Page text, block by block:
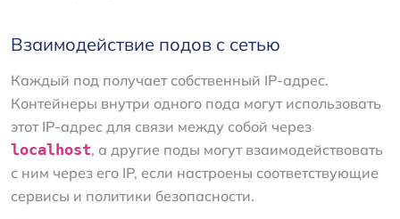
Взаимодействие подов с сетью
Каждый под получает собственный IP-адрес.
Контейнеры внутри одного пода могут использовать
этот IP-адрес для связи между собой через
localhost, а другие поды могут взаимодействовать
с ним через его IP, если настроены соответствующие
сервисы и политики безопасности.